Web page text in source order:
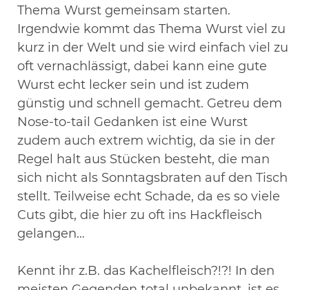
Thema Wurst gemeinsam starten.
Irgendwie kommt das Thema Wurst viel zu
kurz in der Welt und sie wird einfach viel zu
oft vernachlässigt, dabei kann eine gute
Wurst echt lecker sein und ist zudem
günstig und schnell gemacht. Getreu dem
Nose-to-tail Gedanken ist eine Wurst
zudem auch extrem wichtig, da sie in der
Regel halt aus Stücken besteht, die man
sich nicht als Sonntagsbraten auf den Tisch
stellt. Teilweise echt Schade, da es so viele
Cuts gibt, die hier zu oft ins Hackfleisch
gelangen…
Kennt ihr z.B. das Kachelfleisch?!?! In den